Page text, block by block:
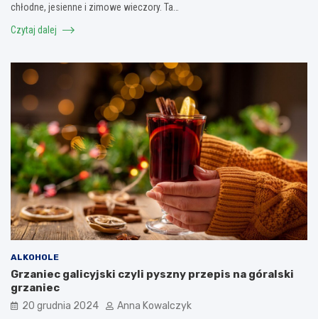
chłodne, jesienne i zimowe wieczory. Ta…
Czytaj dalej
ALKOHOLE
Grzaniec galicyjski czyli pyszny przepis na góralski
grzaniec
20 grudnia 2024 Anna Kowalczyk